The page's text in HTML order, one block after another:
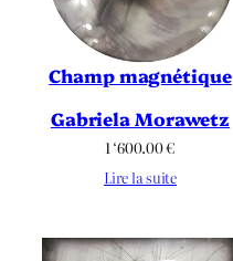
Champ magnétique
Gabriela Morawetz
1 ‘600.00€
Lire la suite